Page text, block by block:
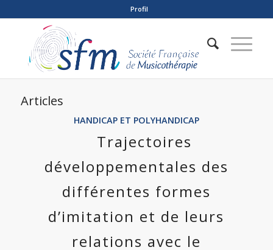
Profil
Articles
HANDICAP ET POLYHANDICAP
Trajectoires
développementales des
différentes formes
d’imitation et de leurs
relations avec le